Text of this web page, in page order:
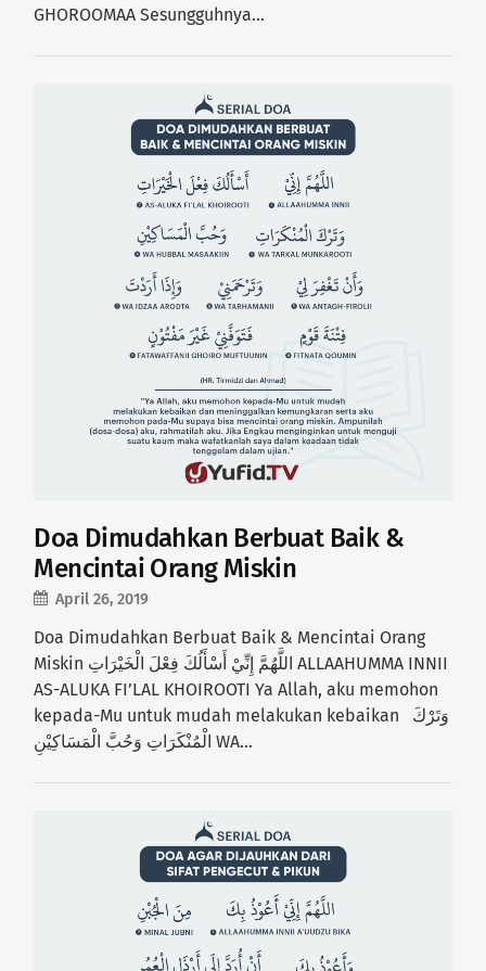
GHOROOMAA Sesungguhnya…
Doa Dimudahkan Berbuat Baik &
Mencintai Orang Miskin
April 26, 2019
Doa Dimudahkan Berbuat Baik & Mencintai Orang
Miskin اللَّهُمَّ إِنِّيْ أَسْأَلُكَ فِعْلَ الْخَيْرَاتِ ALLAAHUMMA INNII
AS-ALUKA FI’LAL KHOIROOTI Ya Allah, aku memohon
kepada-Mu untuk mudah melakukan kebaikan وَتَرْكَ
الْمُنْكَرَاتِ وَحُبَّ الْمَسَاكِيْنِ WA…